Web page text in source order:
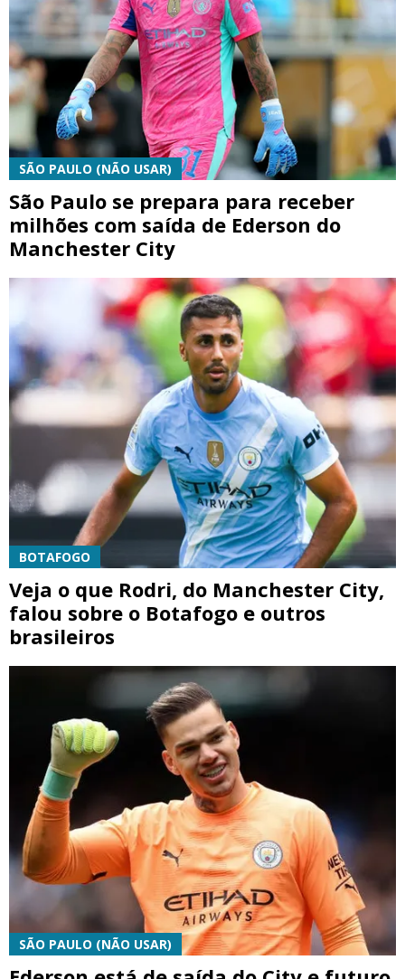
SÃO PAULO (NÃO USAR)
São Paulo se prepara para receber
milhões com saída de Ederson do
Manchester City
BOTAFOGO
Veja o que Rodri, do Manchester City,
falou sobre o Botafogo e outros
brasileiros
SÃO PAULO (NÃO USAR)